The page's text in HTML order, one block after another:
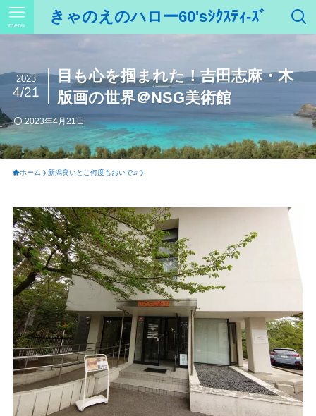
きゃのえのハロー60'sｼｸｽﾃｨ-ｽﾞ
menu
目も心を掴まれた！吉田志麻・木
版画の世界＠NSG美術館
2023
4/21
2023年4月21日
ホーム 新潟良いとこ何度もおいで♫